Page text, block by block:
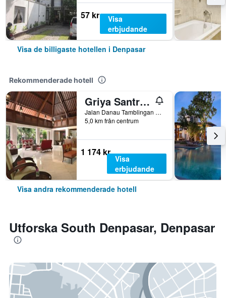
57 kr
Visa
erbjudande
Visa de billigaste hotellen i Denpasar
Rekommenderade hotell
Griya Santrian
Jalan Danau Tamblingan 47, Denpasar, Indonesien
5,0 km från centrum
1 174 kr
Visa
erbjudande
Visa andra rekommenderade hotell
Utforska South Denpasar, Denpasar